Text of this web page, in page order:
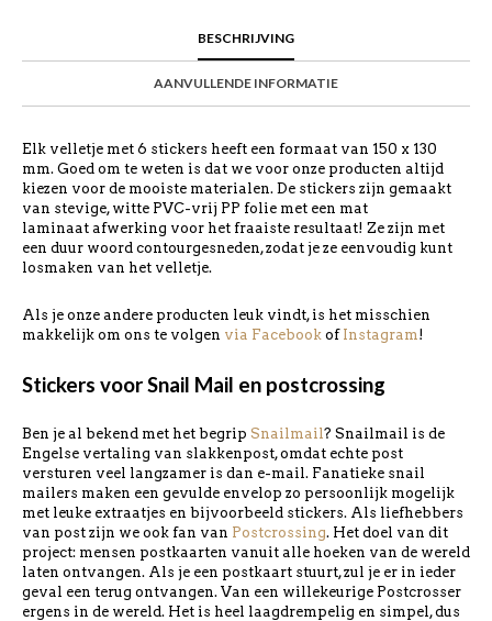
BESCHRIJVING
AANVULLENDE INFORMATIE
Elk velletje met 6 stickers heeft een formaat van 150 x 130
mm. Goed om te weten is dat we voor onze producten altijd
kiezen voor de mooiste materialen. De stickers zijn gemaakt
van stevige, witte PVC-vrij PP folie met een mat
laminaat afwerking voor het fraaiste resultaat! Ze zijn met
een duur woord contourgesneden, zodat je ze eenvoudig kunt
losmaken van het velletje.
Als je onze andere producten leuk vindt, is het misschien
makkelijk om ons te volgen via Facebook of Instagram !
Stickers voor Snail Mail en postcrossing
Ben je al bekend met het begrip Snailmail ? Snailmail is de
Engelse vertaling van slakkenpost, omdat echte post
versturen veel langzamer is dan e-mail. Fanatieke snail
mailers maken een gevulde envelop zo persoonlijk mogelijk
met leuke extraatjes en bijvoorbeeld stickers. Als liefhebbers
van post zijn we ook fan van Postcrossing. Het doel van dit
project: mensen postkaarten vanuit alle hoeken van de wereld
laten ontvangen. Als je een postkaart stuurt, zul je er in ieder
geval een terug ontvangen. Van een willekeurige Postcrosser
ergens in de wereld. Het is heel laagdrempelig en simpel, dus